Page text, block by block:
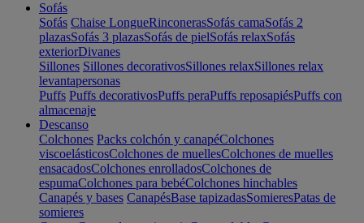
Sofás
Sofás Chaise LongueRinconerasSofás camaSofás 2
plazasSofás 3 plazasSofás de pielSofás relaxSofás
exteriorDivanes
Sillones Sillones decorativosSillones relaxSillones relax
levantapersonas
Puffs Puffs decorativosPuffs peraPuffs reposapiésPuffs con
almacenaje
Descanso
Colchones Packs colchón y canapéColchones
viscoelásticosColchones de muellesColchones de muelles
ensacadosColchones enrolladosColchones de
espumaColchones para bebéColchones hinchables
Canapés y bases CanapésBase tapizadasSomieresPatas de
somieres